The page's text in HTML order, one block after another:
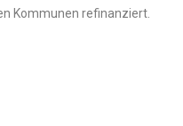
Kommunen refinanziert.